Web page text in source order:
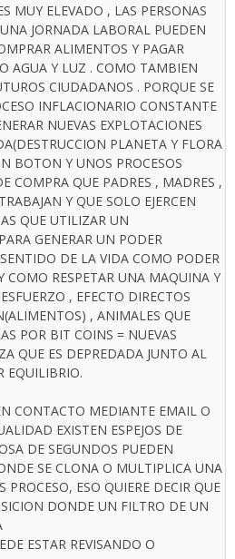
MUY ELEVADO , LAS PERSONAS
JORNADA LABORAL PUEDEN
ALIMENTOS Y PAGAR
AGUA Y LUZ . COMO TAMBIEN
CIUDADANOS . PORQUE SE
INFLACIONARIO CONSTANTE
NUEVAS EXPLOTACIONES
PLANETA Y FLORA
BOTON Y UNOS PROCESOS
COMPRA QUE PADRES , MADRES ,
Y QUE SOLO EJERCEN
QUE UTILIZAR UN
GENERAR UN PODER
DE LA VIDA COMO PODER
COMO RESPETAR UNA MAQUINA Y
, EFECTO DIRECTOS
, ANIMALES QUE
POR BIT COINS = NUEVAS
QUE ES DEPREDADA JUNTO AL
EQUILIBRIO.
CONTACTO MEDIANTE EMAIL O
EXISTEN ESPEJOS DE
DE SEGUNDOS PUEDEN
SE CLONA O MULTIPLICA UNA
ESO QUIERE DECIR QUE
DONDE UN FILTRO DE UN
ESTAR REVISANDO O